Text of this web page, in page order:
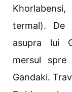
termal). De
asupra lui
mersul
Gandaki.